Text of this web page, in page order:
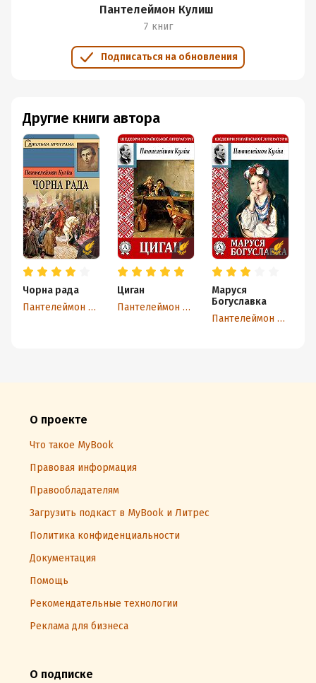
Пантелеймон Кулиш
7 книг
Подписаться на обновления
Другие книги автора
Чорна рада
Пантелеймон Кулиш
Циган
Пантелеймон Кулиш
Маруся
Богуславка
Пантелеймон Кулиш
О проекте
Что такое MyBook
Правовая информация
Правообладателям
Загрузить подкаст в MyBook и Литрес
Политика конфиденциальности
Документация
Помощь
Рекомендательные технологии
Реклама для бизнеса
О подписке